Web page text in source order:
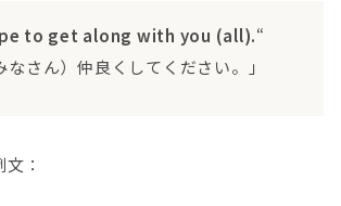
to get along with you (all).“
なさん）仲良くしてください。」
：